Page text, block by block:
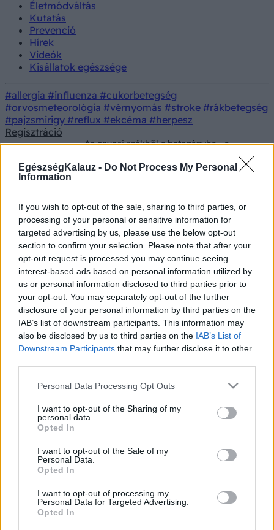
EgészségKalauz - Do Not Process My Personal
Information
If you wish to opt-out of the sale, sharing to third parties, or
processing of your personal or sensitive information for
targeted advertising by us, please use the below opt-out
section to confirm your selection. Please note that after your
opt-out request is processed you may continue seeing
interest-based ads based on personal information utilized by
us or personal information disclosed to third parties prior to
your opt-out. You may separately opt-out of the further
disclosure of your personal information by third parties on the
IAB’s list of downstream participants. This information may
also be disclosed by us to third parties on the IAB’s List of
Downstream Participants that may further disclose it to other
Please note that this website/app uses one or more Google
not limited to your visit or usage behaviour. You may click to
grant or deny consent to Google and its third-party tags to
use your data for below specified purposes in below Google
consent section.
Personal Data Processing Opt Outs
I want to opt-out of the Sharing of my
personal data.
Opted In
I want to opt-out of the Sale of my
Personal Data.
Opted In
I want to opt-out of processing my
Personal Data for Targeted Advertising.
Opted In
Életmódváltás
Kutatás
Prevenció
Hírek
Videók
Kisállatok egészsége
#allergia #influenza #cukorbetegség
#orvosmeteorológia #vérnyomás #stroke #rákbetegség
#pajzsmirigy #reflux #ekcéma #herpesz
Regisztráció
Az orvosi székből a betegágyba - a
mellrákot diagnosztizáltak nála
doktornő élete felfordult, miután
mellrákot diagnosztizáltak nála